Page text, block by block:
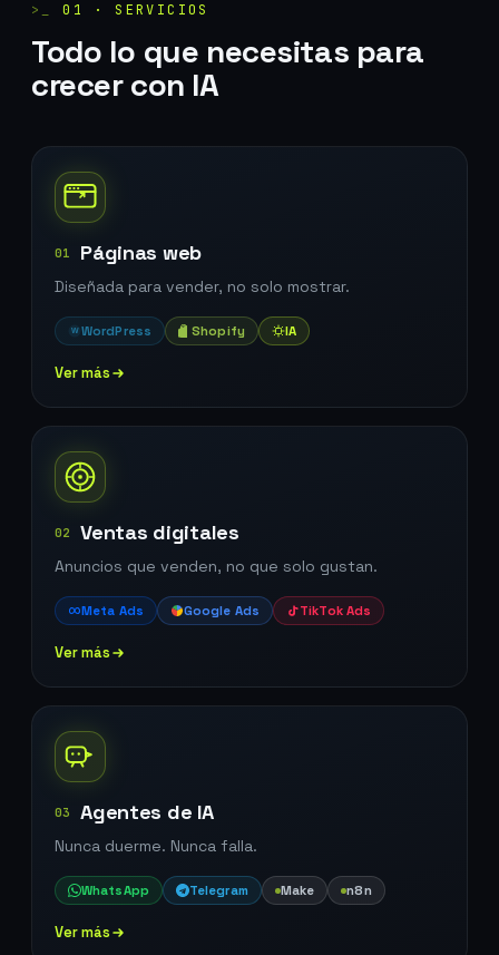
>_01 · SERVICIOS
Todo lo que necesitas para
crecer con IA
01 Páginas web
Diseñada para vender, no solo mostrar.
W WordPress Shopify IA
Ver más
02 Ventas digitales
Anuncios que venden, no que solo gustan.
Meta Ads Google Ads TikTok Ads
Ver más
03 Agentes de IA
Nunca duerme. Nunca falla.
WhatsApp Telegram Make n8n
Ver más